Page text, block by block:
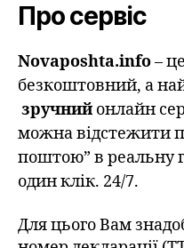
Про сервіс
Novaposhta.info–
безкоштовний, а
зручнийонлайн
можна відстежити
поштою” в реальну
один клік. 24/7.
Для цього Вам